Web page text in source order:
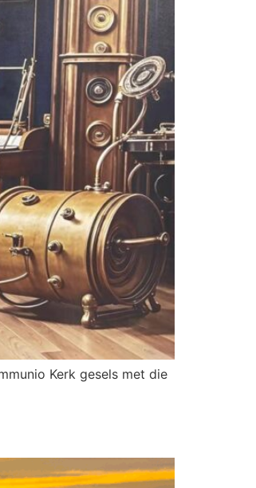
Kerk gesels met die